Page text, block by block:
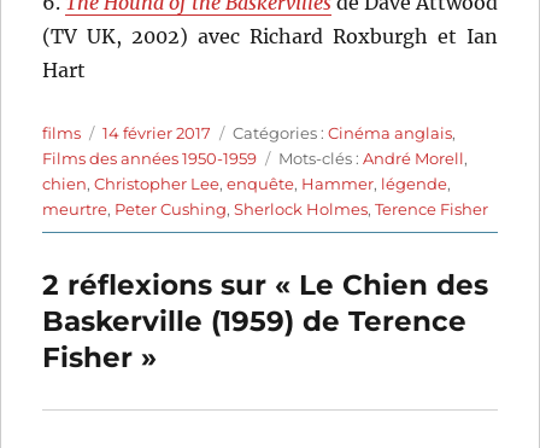
(TV UK, 2002) avec Richard Roxburgh et Ian
Hart
Auteur
films
Publié
le
14 février 2017 Catégories
Catégories :Cinéma anglais,
Films des années 1950-1959
Étiquettes
Mots-clés :André Morell,
chien,Christopher Lee,enquête, Hammer, légende,
meurtre, Peter Cushing,Sherlock Holmes,Terence Fisher
2 réflexions sur « Le Chien des
Baskerville (1959) de Terence
Fisher »